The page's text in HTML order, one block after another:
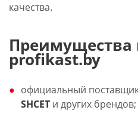
качества.
Преимущества
profikast.by
официальный
SHCET и других брендов;